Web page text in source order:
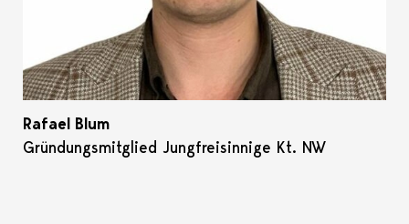
Rafael Blum
Gründungsmitglied Jungfreisinnige Kt. NW